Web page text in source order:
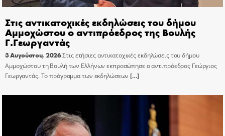
Στις αντικατοχικές εκδηλώσεις του δήμου
Αμμοχώστου ο αντιπρόεδρος της Βουλής
Γ.Γεωργαντάς
3 Αυγούστου, 2026Στις ετήσιες αντικατοχικές εκδηλώσεις του δήμου
Αμμοχώστου τη Βουλή των Ελλήνων εκπροσώπησε ο αντιπρόεδρος Γεώργιος
Γεωργαντάς. Το πρόγραμμα των εκδηλώσεων […]